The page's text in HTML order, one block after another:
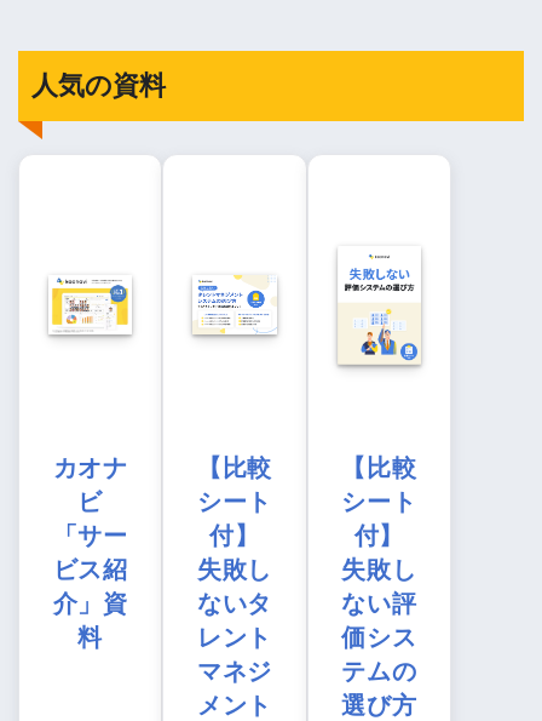
人気の資料
カオナ
ビ
「サー
ビス紹
介」資
料
【比較
シート
付】
失敗し
ないタ
レント
マネジ
メント
【比較
シート
付】
失敗し
ない評
価シス
テムの
選び方